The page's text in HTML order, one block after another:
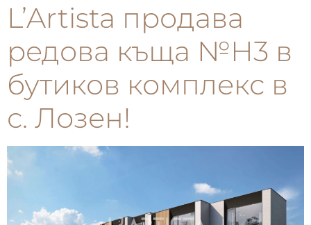
L’Artista продава
редова къща №Н3 в
бутиков комплекс в
с. Лозен!